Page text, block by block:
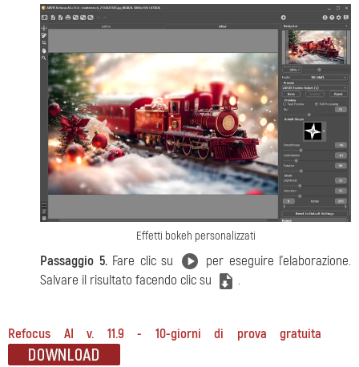
Effetti bokeh personalizzati
Passaggio 5.Fare clic su
per eseguire l'elaborazione.
Salvare il risultato facendo clic su
.
Refocus AI v. 11.9 - 10-giorni di prova gratuita